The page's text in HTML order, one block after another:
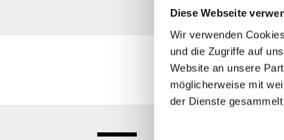
Diese Webseite
Wir verwenden
und die Zugriffe auf
Website an unsere
möglicherweise mit
der Dienste gesammelt